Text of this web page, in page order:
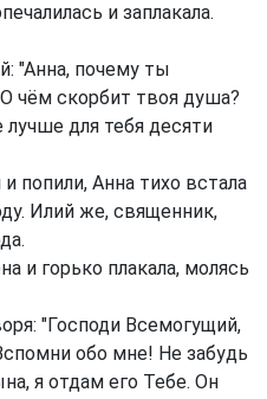
и заплакала.
"Анна, почему ты
чём скорбит твоя душа?
для тебя десяти
попили, Анна тихо встала
Илий же, священник,
и горько плакала, молясь
"Господи Всемогущий,
обо мне! Не забудь
я отдам его Тебе. Он